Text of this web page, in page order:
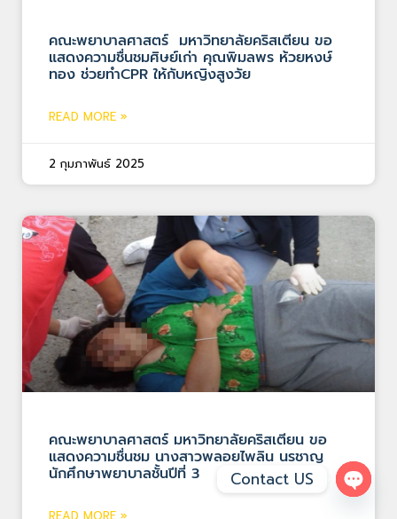
คณะพยาบาลศาสตร์ มหาวิทยาลัยคริสเตียน ขอ
แสดงความชื่นชมศิษย์เก่า คุณพิมลพร ห้วยหงษ์
ทอง ช่วยทำCPR ให้กับหญิงสูงวัย
READ MORE »
2 กุมภาพันธ์ 2025
คณะพยาบาลศาสตร์ มหาวิทยาลัยคริสเตียน ขอ
แสดงความชื่นชม นางสาวพลอยไพลิน นรชาญ
นักศึกษาพยาบาลชั้นปีที่ 3 Contact US